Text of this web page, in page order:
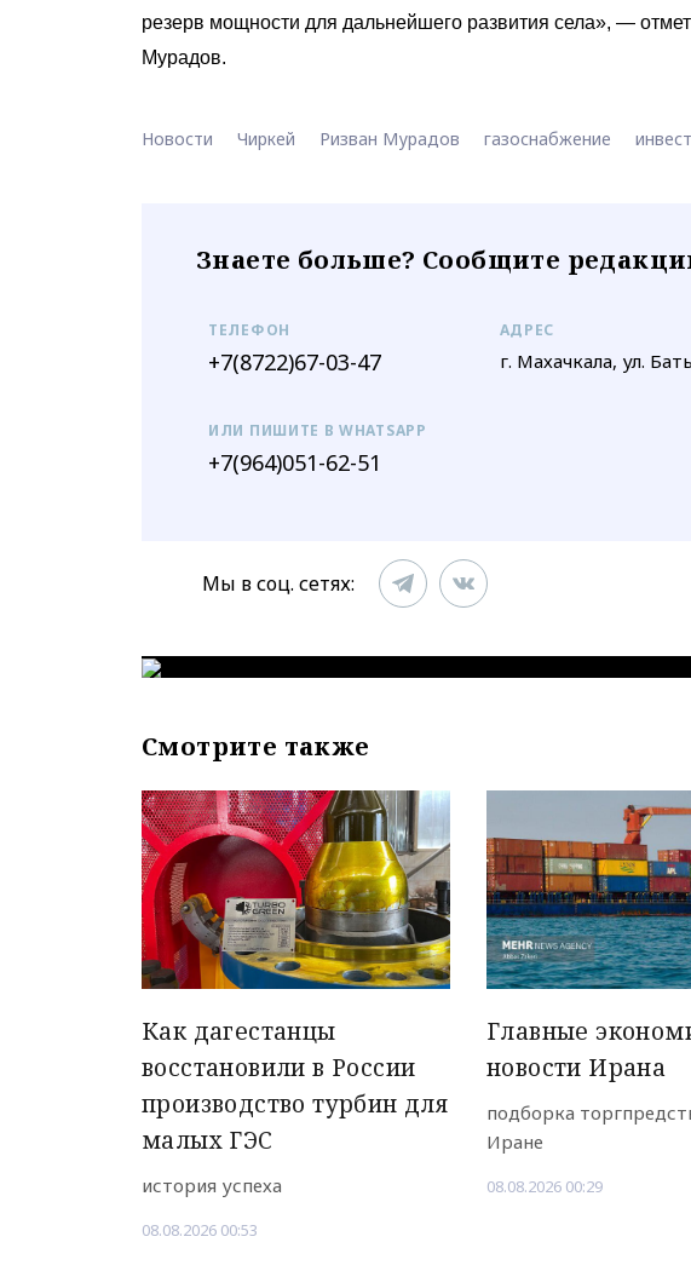
резерв мощности для дальнейшего развития села», —
Мурадов.
Новости Чиркей Ризван Мурадов газоснабжение
Знаете больше? Сообщите
ТЕЛЕФОН
+7(8722)67-03-47
АДРЕС
г. Махачкала, ул.
ИЛИ ПИШИТЕ В WHATSAPP
+7(964)051-62-51
Мы в соц. сетях:
Смотрите также
Как дагестанцы
восстановили в России
производство турбин для
малых ГЭС
история успеха
08.08.2026 00:53
Главные
новости Ирана
подборка
Иране
08.08.2026 00:29